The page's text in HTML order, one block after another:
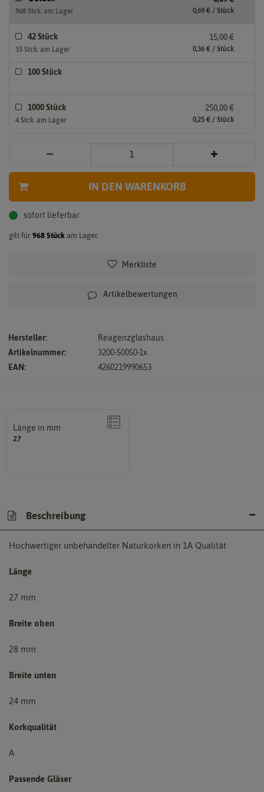
0,69 € / Stück
968 Stck. am Lager
42 Stück 15,00 €
0,36 € / Stück
33 Stck. am Lager
100 Stück
1000 Stück 250,00 €
0,25 € / Stück
4 Stck. am Lager
IN DEN WARENKORB
sofort lieferbar
gilt für 968 Stück am Lager.
Merkliste
Artikelbewertungen
Hersteller:
Reagenzglashaus
Artikelnummer:
3200-50050-1x
EAN:
4260219990653
Länge in mm
27
Beschreibung
Hochwertiger unbehandelter Naturkorken in 1A Qualität
Länge
27 mm
Breite oben
28 mm
Breite unten
24 mm
Korkqualität
A
Passende Gläser